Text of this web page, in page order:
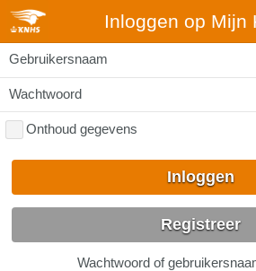
Inloggen op Mijn
Gebruikersnaam
Wachtwoord
Onthoud gegevens
Inloggen
Registreer
Wachtwoord of